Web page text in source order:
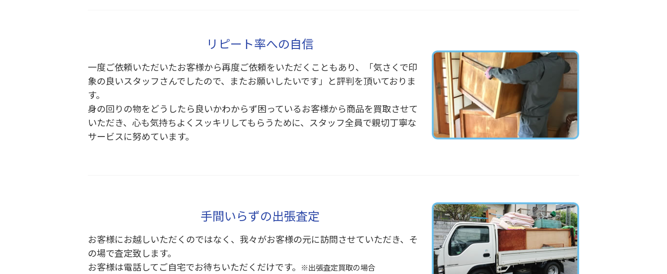
リピート率への自信
一度ご依頼いただいたお客様から再度ご依頼をいただくこともあり、「気さくで印
象の良いスタッフさんでしたので、またお願いしたいです」と評判を頂いておりま
す。
身の回りの物をどうしたら良いかわからず困っているお客様から商品を買取させて
いただき、心も気持ちよくスッキリしてもらうために、スタッフ全員で親切丁寧な
サービスに努めています。
手間いらずの出張査定
お客様にお越しいただくのではなく、我々がお客様の元に訪問させていただき、そ
の場で査定致します。
お客様は電話してご自宅でお待ちいただくだけです。 ※出張査定買取の場合